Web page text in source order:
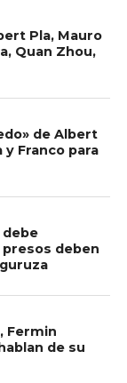
Pla, Mauro
Quan Zhou,
de Albert
Franco para
debe
deben
Fermin
de su